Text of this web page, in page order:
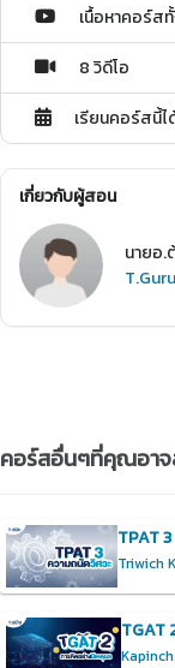
เนื้อหาคอร์ส
8 วิดีโอ
เรียนคอร์สนี้ไ
เกี่ยวกับผู้สอน
นายอ.
คอร์สอื่นๆที่คุณอาจ
TPAT
Triwich
TGAT